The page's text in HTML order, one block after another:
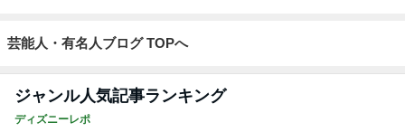
芸能人・有名人ブログ TOPへ
ジャンル人気記事ランキング
ディズニーレポ